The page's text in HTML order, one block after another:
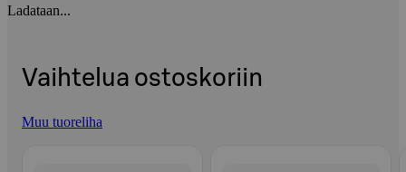
Ladataan...
Vaihtelua ostoskoriin
Muu tuoreliha